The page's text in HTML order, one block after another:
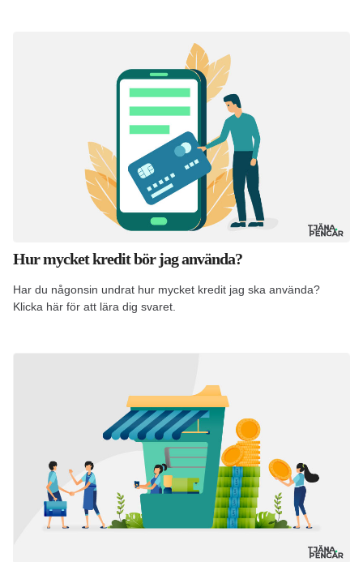
Hur mycket kredit bör jag använda?
Har du någonsin undrat hur mycket kredit jag ska använda?
Klicka här för att lära dig svaret.